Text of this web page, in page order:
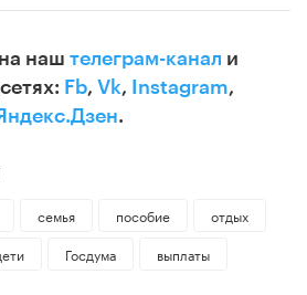
наш телеграм-канал и
Fb, Vk, Instagram,
.
семья пособие
отдых
Госдума выплаты